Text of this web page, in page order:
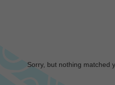
Sorry, but nothing matched